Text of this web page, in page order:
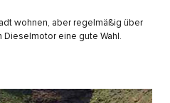
wohnen, aber regelmäßig über
eine gute Wahl.